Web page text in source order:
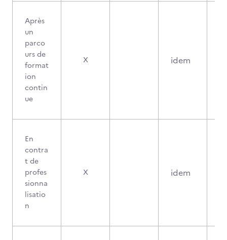
Après
un
parco
urs de
format
ion
contin
ue
X idem
En
contra
t de
profes
sionna
lisatio
n
X idem